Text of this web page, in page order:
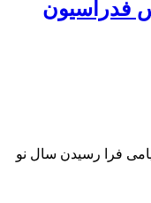
فدراسیون
فرا رسیدن سال نو